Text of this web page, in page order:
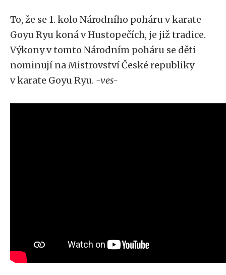
To, že se 1. kolo Národního poháru v karate
Goyu Ryu koná v Hustopečích, je již tradice.
Výkony v tomto Národním poháru se děti
nominují na Mistrovství České republiky
v karate Goyu Ryu. -ves-